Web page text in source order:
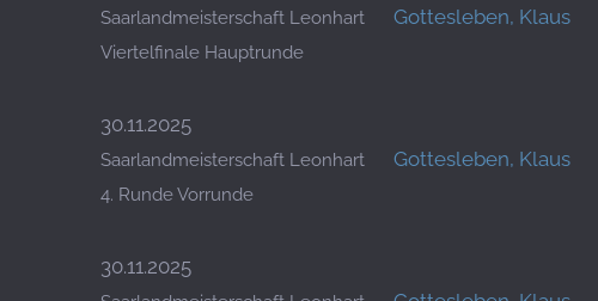
Saarlandmeisterschaft Leonhart
Viertelfinale Hauptrunde
Gottesleben, Klaus
30.11.2025
Saarlandmeisterschaft Leonhart
4. Runde Vorrunde
Gottesleben, Klaus
30.11.2025